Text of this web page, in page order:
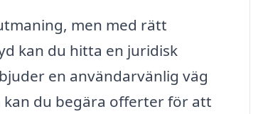
men med rätt
kan du hitta en juridisk
en användarvänlig väg
du begära offerter för att